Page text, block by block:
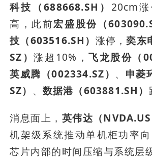
科技（688668.SH） 20cm
高，此前宏盛股份（
技（603516.SH） 涨停，奕东
SZ）涨超10%，飞龙股份（
英威腾（002334.SZ） 、 申菱
SZ） 、 数据港（603881.SH）
消息面上， 英伟达（NVDA.US
机架级系统推动单机柜功率
芯片内部的时间压缩与系统层